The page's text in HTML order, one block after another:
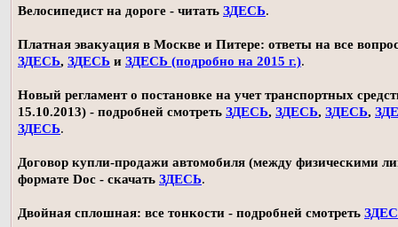
Велосипедист на дороге - читать ЗДЕСЬ.
Платная эвакуация в Москве и Питере: ответы на все
ЗДЕСЬ, ЗДЕСЬ и ЗДЕСЬ (подробно на 2015 г.).
Новый регламент о постановке на учет транспортных
15.10.2013) - подробней смотреть ЗДЕСЬ, ЗДЕСЬ, ЗДЕСЬ,
ЗДЕСЬ.
Договор купли-продажи автомобиля (между физическими
формате Doc - скачать ЗДЕСЬ.
Двойная сплошная: все тонкости - подробней смотреть